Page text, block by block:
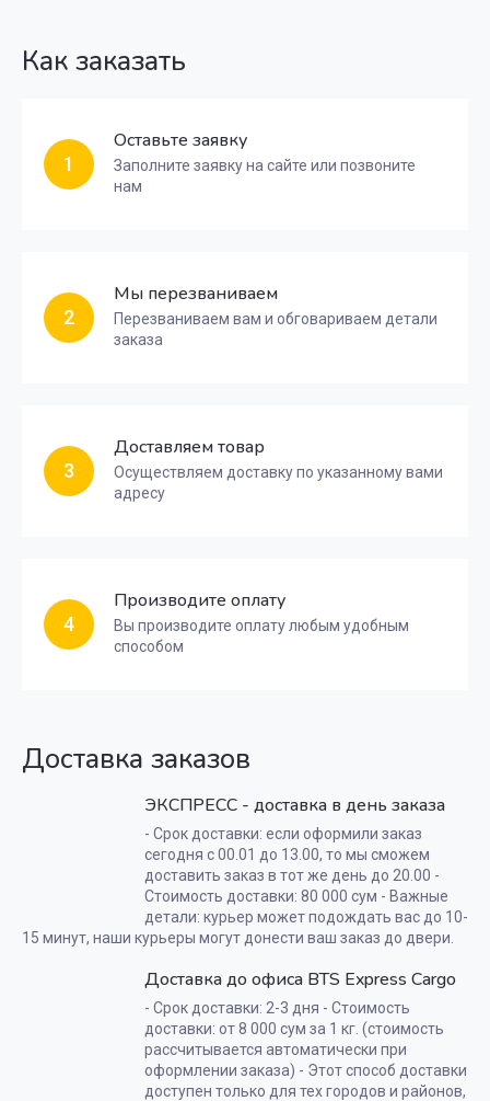
Как заказать
1
Оставьте заявку
Заполните заявку на сайте или позвоните
нам
2
Мы перезваниваем
Перезваниваем вам и обговариваем детали
заказа
3
Доставляем товар
Осуществляем доставку по указанному вами
адресу
4
Производите оплату
Вы производите оплату любым удобным
способом
Доставка заказов
ЭКСПРЕСС - доставка в день заказа
- Срок доставки: если оформили заказ
сегодня с 00.01 до 13.00, то мы сможем
доставить заказ в тот же день до 20.00 -
Стоимость доставки: 80 000 сум - Важные
детали: курьер может подождать вас до 10-
15 минут, наши курьеры могут донести ваш заказ до двери.
Доставка до офиса BTS Express Cargo
- Срок доставки: 2-3 дня - Стоимость
доставки: от 8 000 сум за 1 кг. (стоимость
рассчитывается автоматически при
оформлении заказа) - Этот способ доставки
доступен только для тех городов и районов,